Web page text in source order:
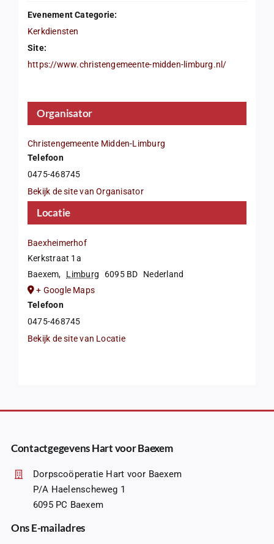
Evenement Categorie:
Kerkdiensten
Site:
https://www.christengemeente-midden-limburg.nl/
Locatie
Baexheimerhof
Kerkstraat 1a
Baexem, Limburg 6095 BD
Nederland
+ Google Maps
Telefoon
0475-468745
Bekijk de site van Locatie
Organisator
Christengemeente Midden-Limburg
Telefoon
0475-468745
Bekijk de site van Organisator
Contactgegevens Hart voor Baexem
Dorpscoöperatie Hart voor Baexem
P/A Haelenscheweg 1
6095 PC Baexem
Ons E-mailadres